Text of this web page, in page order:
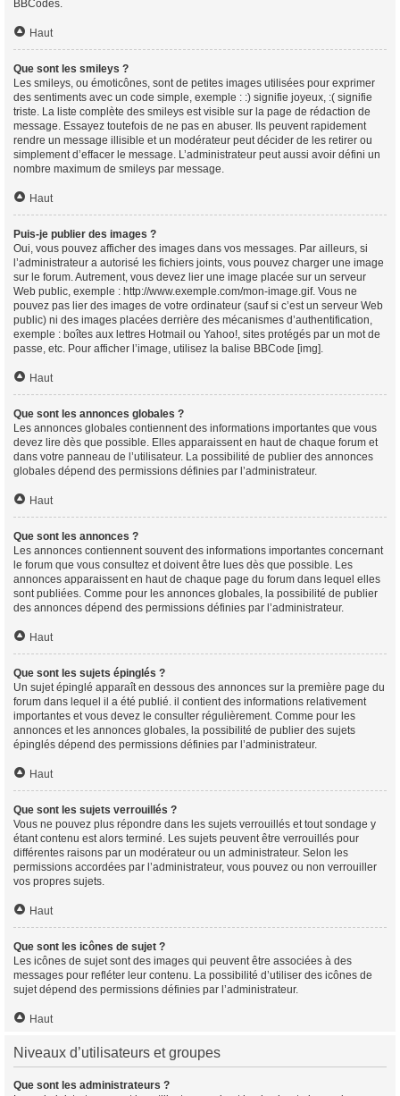
BBCodes.
Haut
Que sont les smileys ?
Les smileys, ou émoticônes, sont de petites images utilisées pour exprimer
des sentiments avec un code simple, exemple : :) signifie joyeux, :( signifie
triste. La liste complète des smileys est visible sur la page de rédaction de
message. Essayez toutefois de ne pas en abuser. Ils peuvent rapidement
rendre un message illisible et un modérateur peut décider de les retirer ou
simplement d’effacer le message. L’administrateur peut aussi avoir défini un
nombre maximum de smileys par message.
Haut
Puis-je publier des images ?
Oui, vous pouvez afficher des images dans vos messages. Par ailleurs, si
l’administrateur a autorisé les fichiers joints, vous pouvez charger une image
sur le forum. Autrement, vous devez lier une image placée sur un serveur
Web public, exemple : http://www.exemple.com/mon-image.gif. Vous ne
pouvez pas lier des images de votre ordinateur (sauf si c’est un serveur Web
public) ni des images placées derrière des mécanismes d’authentification,
exemple : boîtes aux lettres Hotmail ou Yahoo!, sites protégés par un mot de
passe, etc. Pour afficher l’image, utilisez la balise BBCode [img].
Haut
Que sont les annonces globales ?
Les annonces globales contiennent des informations importantes que vous
devez lire dès que possible. Elles apparaissent en haut de chaque forum et
dans votre panneau de l’utilisateur. La possibilité de publier des annonces
globales dépend des permissions définies par l’administrateur.
Haut
Que sont les annonces ?
Les annonces contiennent souvent des informations importantes concernant
le forum que vous consultez et doivent être lues dès que possible. Les
annonces apparaissent en haut de chaque page du forum dans lequel elles
sont publiées. Comme pour les annonces globales, la possibilité de publier
des annonces dépend des permissions définies par l’administrateur.
Haut
Que sont les sujets épinglés ?
Un sujet épinglé apparaît en dessous des annonces sur la première page du
forum dans lequel il a été publié. il contient des informations relativement
importantes et vous devez le consulter régulièrement. Comme pour les
annonces et les annonces globales, la possibilité de publier des sujets
épinglés dépend des permissions définies par l’administrateur.
Haut
Que sont les sujets verrouillés ?
Vous ne pouvez plus répondre dans les sujets verrouillés et tout sondage y
étant contenu est alors terminé. Les sujets peuvent être verrouillés pour
différentes raisons par un modérateur ou un administrateur. Selon les
permissions accordées par l’administrateur, vous pouvez ou non verrouiller
vos propres sujets.
Haut
Que sont les icônes de sujet ?
Les icônes de sujet sont des images qui peuvent être associées à des
messages pour refléter leur contenu. La possibilité d’utiliser des icônes de
sujet dépend des permissions définies par l’administrateur.
Haut
Niveaux d’utilisateurs et groupes
Que sont les administrateurs ?